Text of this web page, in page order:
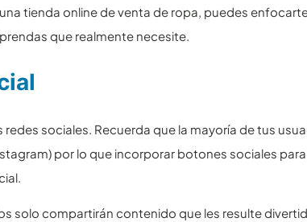
tienda online de venta de ropa, puedes
que realmente necesite.
sociales. Recuerda que la mayoría de tus
por lo que incorporar botones sociales
solo compartirán contenido que les resulte